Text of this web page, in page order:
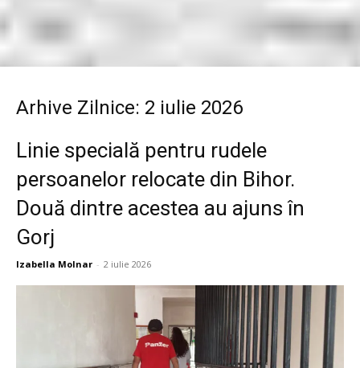
Arhive Zilnice: 2 iulie 2026
Linie specială pentru rudele
persoanelor relocate din Bihor.
Două dintre acestea au ajuns în
Gorj
Izabella Molnar - 2 iulie 2026